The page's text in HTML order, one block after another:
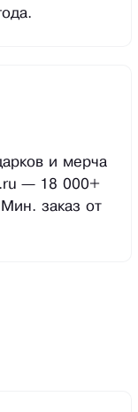
и мерча
— 18 000+
заказ от